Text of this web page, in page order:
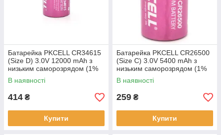
Батарейка PKCELL CR34615
(Size D) 3.0V 12000 mAh з
низьким саморозрядом (1%
на рік)
В наявності
414 ₴
Купити
Батарейка PKCELL CR26500
(Size C) 3.0V 5400 mAh з
низьким саморозрядом (1%
на рік)
В наявності
259 ₴
Купити